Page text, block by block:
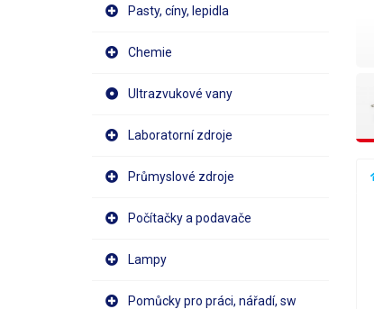
Pasty, cíny, lepidla
Chemie
Ultrazvukové vany
Laboratorní zdroje
Průmyslové zdroje
Počítačky a podavače
Lampy
Pomůcky pro práci, nářadí, sw